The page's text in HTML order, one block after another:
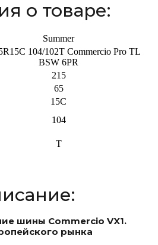
о товаре:
Summer
104/102T Commercio Pro TL
BSW 6PR
215
65
15C
104
T
шины Commercio VX1.
рынка